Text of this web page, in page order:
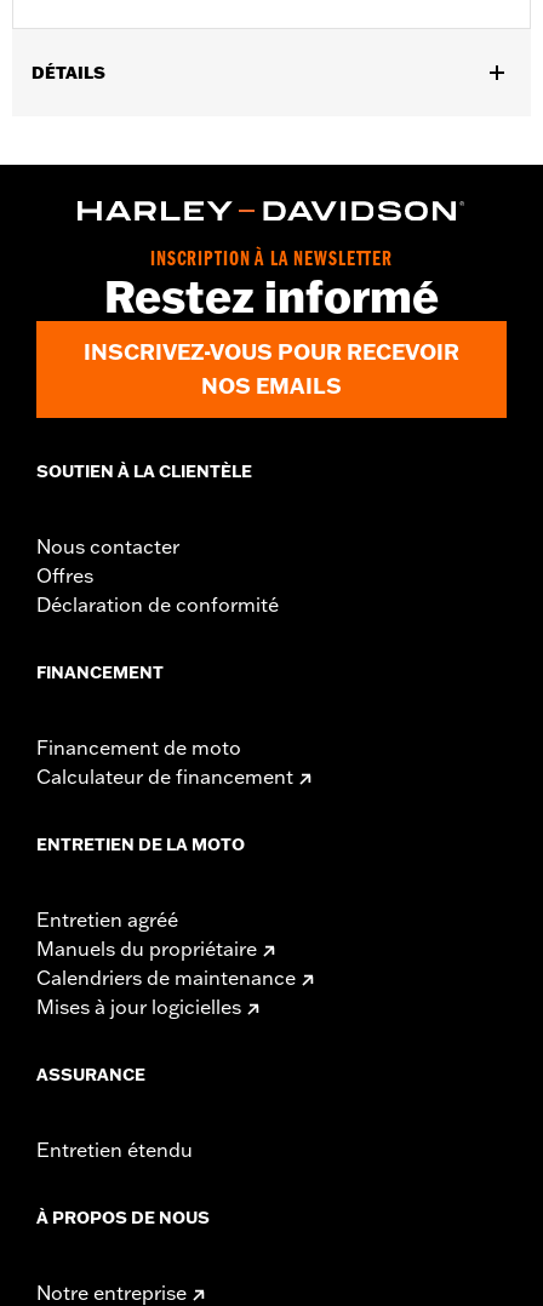
DÉTAILS
Installation Instructions
Material Diameter UOM:Inches
Sold In Units:Pair
In the Box:Right and left hand grip
1 year limited warranty – Go to
INSCRIPTION À LA NEWSLETTER
Restez informé
INSCRIVEZ-VOUS POUR RECEVOIR
NOS EMAILS
SOUTIEN À LA CLIENTÈLE
Nous contacter
Offres
Déclaration de conformité
FINANCEMENT
Financement de moto
Calculateur de financement
ENTRETIEN DE LA MOTO
Entretien agréé
Manuels du propriétaire
Calendriers de maintenance
Mises à jour logicielles
ASSURANCE
Entretien étendu
À PROPOS DE NOUS
Notre entreprise